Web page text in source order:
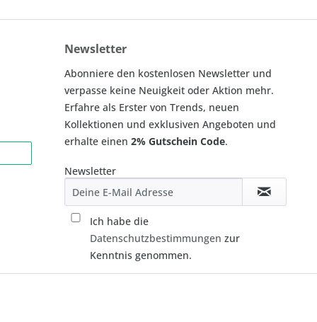
Newsletter
Abonniere den kostenlosen Newsletter und
verpasse keine Neuigkeit oder Aktion mehr.
Erfahre als Erster von Trends, neuen
Kollektionen und exklusiven Angeboten und
erhalte einen 2% Gutschein Code.
Newsletter
Ich habe die
Datenschutzbestimmungen zur
Kenntnis genommen.